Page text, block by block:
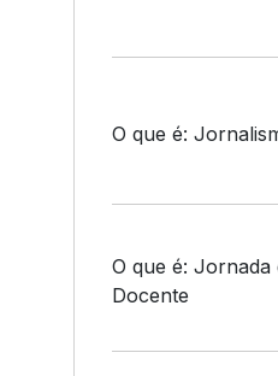
O que é:
O que é: Jornada
Docente